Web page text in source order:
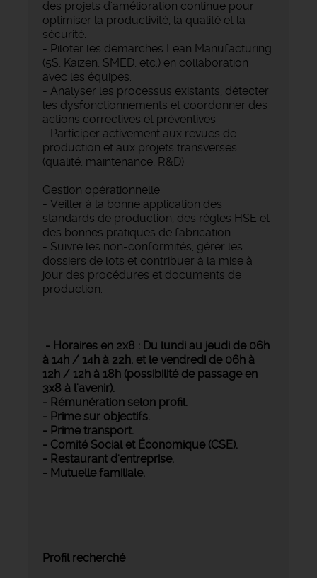
des projets d'amélioration continue pour
optimiser la productivité, la qualité et la
sécurité.
- Piloter les démarches Lean Manufacturing
(5S, Kaizen, SMED, etc.) en collaboration
avec les équipes.
- Analyser les processus existants, détecter
les dysfonctionnements et coordonner des
actions correctives et préventives.
- Participer activement aux revues de
production et aux projets transverses
(qualité, maintenance, R&D).
Gestion opérationnelle
- Veiller à la bonne application des
standards de production, des règles HSE et
des bonnes pratiques de fabrication.
- Suivre les non-conformités, gérer les
dossiers de lots et contribuer à la mise à
jour des procédures et documents de
production.
- Horaires en 2x8 : Du lundi au jeudi de 06h
à 14h / 14h à 22h, et le vendredi de 06h à
12h / 12h à 18h (possibilité de passage en
3x8 à l'avenir).
- Rémunération selon profil.
- Prime sur objectifs.
- Prime transport.
- Comité Social et Économique (CSE).
- Restaurant d'entreprise.
- Mutuelle familiale.
Profil recherché